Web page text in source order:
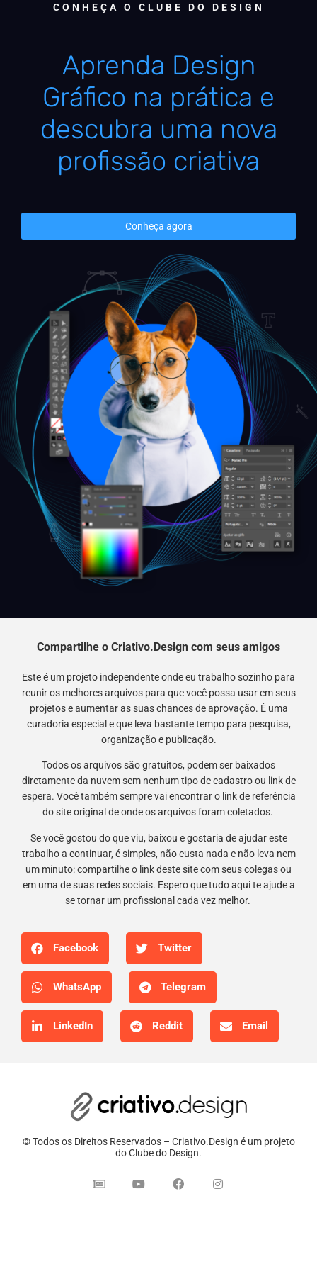
CONHEÇA O CLUBE DO DESIGN
Aprenda Design
Gráfico na prática e
descubra uma nova
profissão criativa
Conheça agora
Compartilhe o Criativo.Design com seus amigos
Este é um projeto independente onde eu trabalho sozinho para
reunir os melhores arquivos para que você possa usar em seus
projetos e aumentar as suas chances de aprovação. É uma
curadoria especial e que leva bastante tempo para pesquisa,
organização e publicação.
Todos os arquivos são gratuitos, podem ser baixados
diretamente da nuvem sem nenhum tipo de cadastro ou link de
espera. Você também sempre vai encontrar o link de referência
do site original de onde os arquivos foram coletados.
Se você gostou do que viu, baixou e gostaria de ajudar este
trabalho a continuar, é simples, não custa nada e não leva nem
um minuto: compartilhe o link deste site com seus colegas ou
em uma de suas redes sociais. Espero que tudo aqui te ajude a
se tornar um profissional cada vez melhor.
Facebook Twitter
WhatsApp Telegram
LinkedIn Reddit Email
© Todos os Direitos Reservados – Criativo.Design é um projeto
do Clube do Design.